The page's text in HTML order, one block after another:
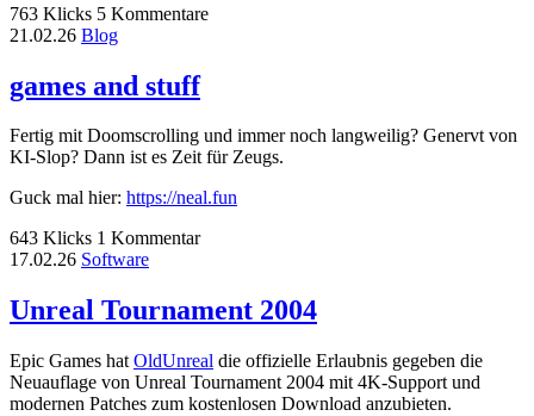
763 Klicks 5 Kommentare
21.02.26 Blog
games and stuff
Fertig mit Doomscrolling und immer noch langweilig? Genervt von
KI-Slop? Dann ist es Zeit für Zeugs.
Guck mal hier: https://neal.fun
643 Klicks 1 Kommentar
17.02.26 Software
Unreal Tournament 2004
Epic Games hat OldUnreal die offizielle Erlaubnis gegeben die
Neuauflage von Unreal Tournament 2004 mit 4K-Support und
modernen Patches zum kostenlosen Download anzubieten.